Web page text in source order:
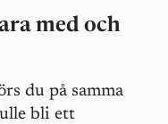
med och
du på samma
bli ett